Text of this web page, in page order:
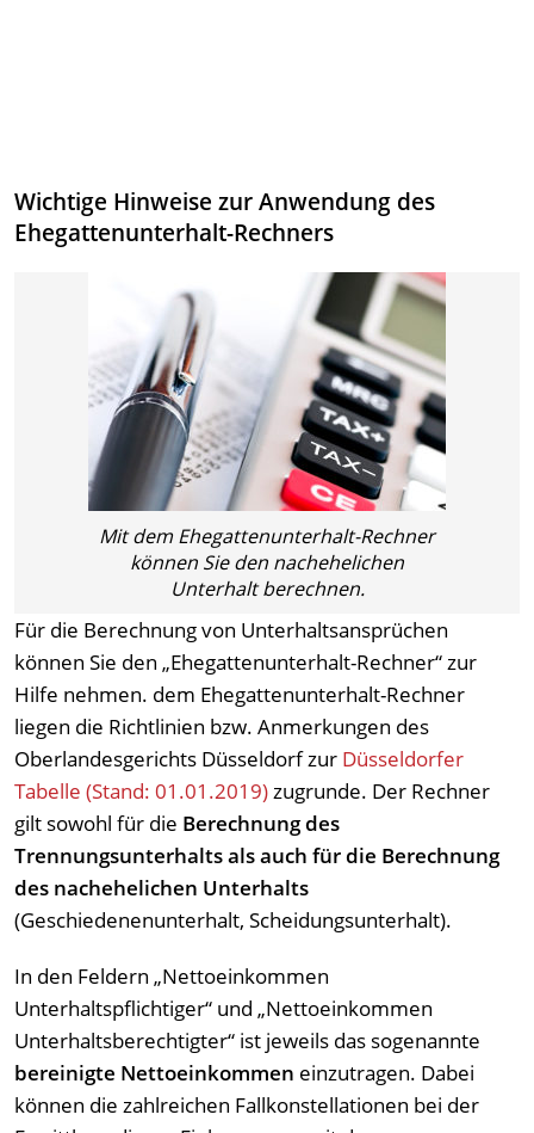
Wichtige Hinweise zur Anwendung des
Ehegattenunterhalt-Rechners
Mit dem Ehegattenunterhalt-Rechner
können Sie den nachehelichen
Unterhalt berechnen.
Für die Berechnung von Unterhaltsansprüchen
können Sie den „Ehegattenunterhalt-Rechner“ zur
Hilfe nehmen. dem Ehegattenunterhalt-Rechner
liegen die Richtlinien bzw. Anmerkungen des
Oberlandesgerichts Düsseldorf zur Düsseldorfer
Tabelle (Stand: 01.01.2019)zugrunde. Der Rechner
gilt sowohl für die Berechnung des
Trennungsunterhalts als auch für die Berechnung
des nachehelichen Unterhalts
(Geschiedenenunterhalt, Scheidungsunterhalt).
In den Feldern „Nettoeinkommen
Unterhaltspflichtiger“ und „Nettoeinkommen
Unterhaltsberechtigter“ ist jeweils das sogenannte
bereinigte Nettoeinkommen einzutragen. Dabei
können die zahlreichen Fallkonstellationen bei der